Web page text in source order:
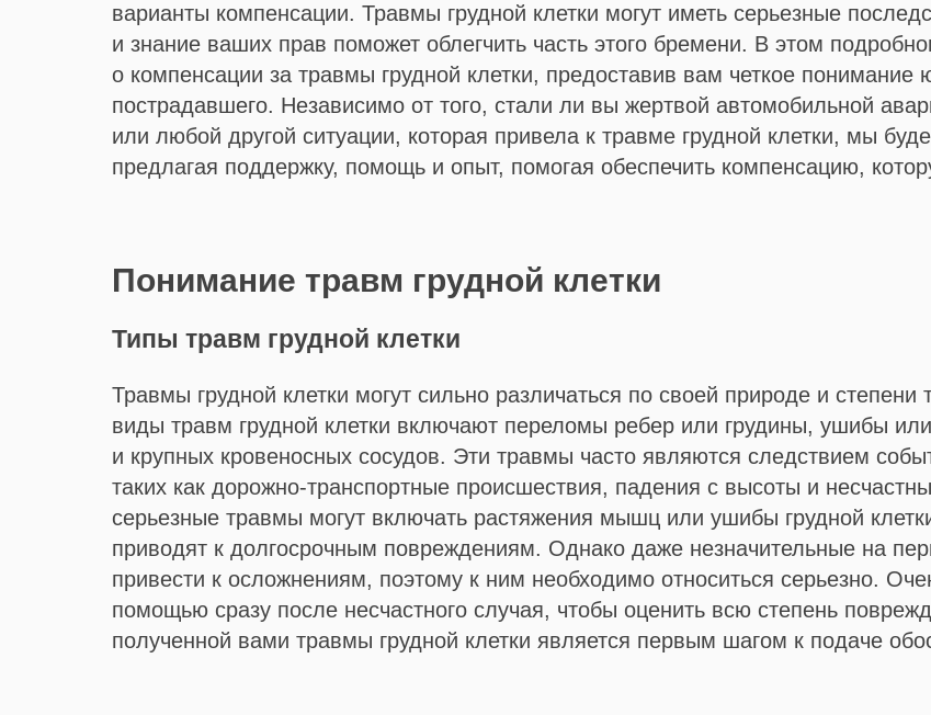
варианты компенсации. Травмы грудной клетки могут иметь серьезные
и знание ваших прав поможет облегчить часть этого бремени. В этом
о компенсации за травмы грудной клетки, предоставив вам четкое понимание
пострадавшего. Независимо от того, стали ли вы жертвой автомобильной
или любой другой ситуации, которая привела к травме грудной клетки, мы
предлагая поддержку, помощь и опыт, помогая обеспечить компенсацию,
Понимание травм грудной клетки
Типы травм грудной клетки
Травмы грудной клетки могут сильно различаться по своей природе и
виды травм грудной клетки включают переломы ребер или грудины, ушибы
и крупных кровеносных сосудов. Эти травмы часто являются следствием
таких как дорожно-транспортные происшествия, падения с высоты и
серьезные травмы могут включать растяжения мышц или ушибы грудной
приводят к долгосрочным повреждениям. Однако даже незначительные на
привести к осложнениям, поэтому к ним необходимо относиться серьезно.
помощью сразу после несчастного случая, чтобы оценить всю степень
полученной вами травмы грудной клетки является первым шагом к подаче